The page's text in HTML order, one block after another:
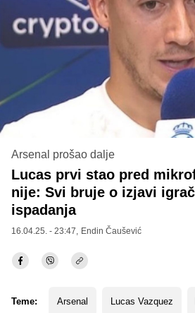
Arsenal prošao dalje
Lucas prvi stao pred
nije: Svi bruje o izjavi
ispadanja
16.04.25. - 23:47, Endin Čaušević
Teme: Arsenal Lucas Vazquez